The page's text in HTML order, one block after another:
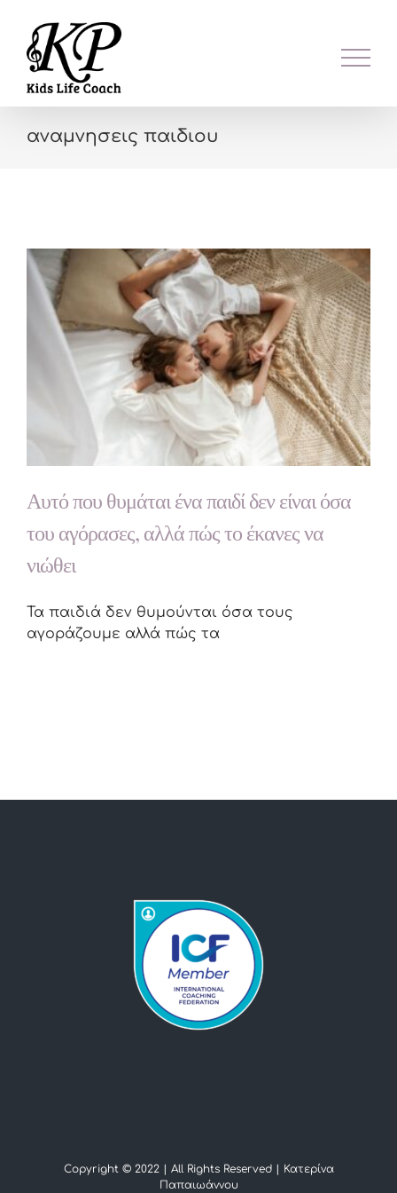
content
αναμνησεις παιδιου
Αυτό που θυμάται ένα παιδί δεν είναι όσα
του αγόρασες, αλλά πώς το έκανες να
νιώθει
Τα παιδιά δεν θυμούνται όσα τους
αγοράζουμε αλλά πώς τα
Copyright © 2022 | All Rights Reserved |
Κατερίνα
Παπαιωάννου